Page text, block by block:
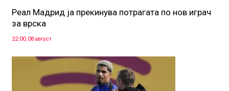
Реал Мадрид ја прекинува потрагата по нов играч
за врска
22:00, 08 август